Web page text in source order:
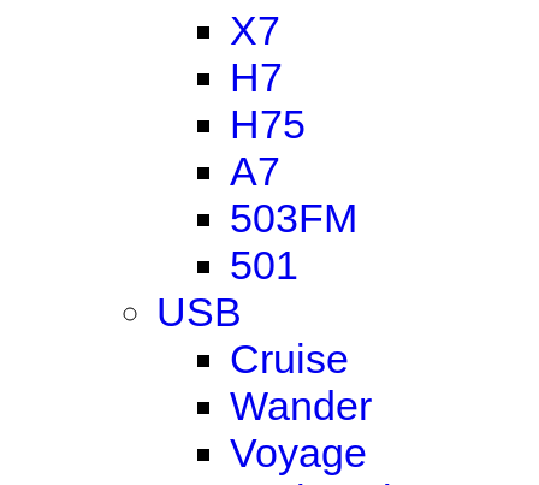
X7
H7
H75
A7
503FM
501
USB
Cruise
Wander
Voyage